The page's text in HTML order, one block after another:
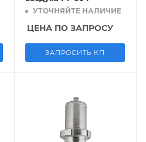
УТОЧНЯЙТЕ НАЛИЧИЕ
ЦЕНА ПО ЗАПРОСУ
ЗАПРОСИТЬ КП